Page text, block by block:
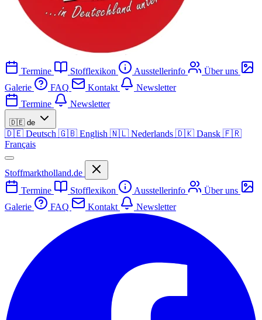
Termine Stofflexikon Ausstellerinfo
Über uns
Galerie
FAQ Kontakt
Newsletter
Termine
Newsletter
🇩🇪 de
🇩🇪 Deutsch 🇬🇧 English 🇳🇱 Nederlands 🇩🇰 Dansk 🇫🇷
Français
Stoffmarktholland.de
Termine
Stofflexikon Ausstellerinfo
Über uns
Galerie
FAQ Kontakt Newsletter